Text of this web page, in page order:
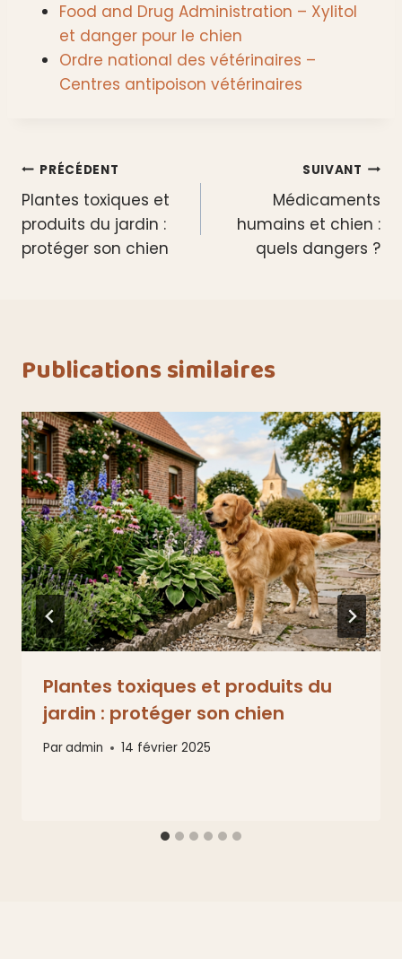
Food and Drug Administration – Xylitol
et danger pour le chien
Ordre national des vétérinaires –
Centres antipoison vétérinaires
Navigation
de
l’article
PRÉCÉDENT
Plantes toxiques et
produits du jardin :
protéger son chien
SUIVANT
Médicaments
humains et chien :
quels dangers ?
Publications similaires
Plantes toxiques et produits du
jardin : protéger son chien
Paradmin 14 février 2025